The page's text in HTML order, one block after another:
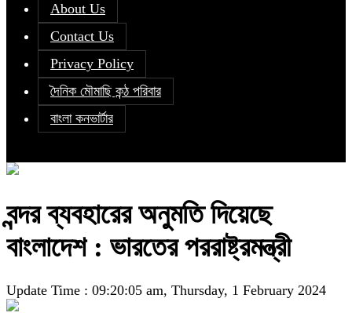
About Us
Contact Us
Privacy Policy
দৈনিক মৌমাছি কন্ঠ পরিবার
বাংলা কনভার্টার
বন্দর ব্যবহারের অনুমতি দিয়েছে
বাংলাদেশ : ভারতের পররাষ্ট্রমন্ত্রী
Update Time : 09:20:05 am, Thursday, 1 February 2024